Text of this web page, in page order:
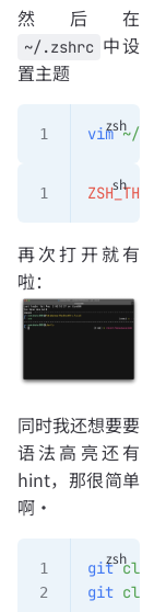
然后在
~/.zshrc 中设
置主题
vim ~/
ZSH_THEME
再次打开就有
啦：
同时我还想要要
语法高亮还有
hint，那很简单
啊·
git clone
git clone